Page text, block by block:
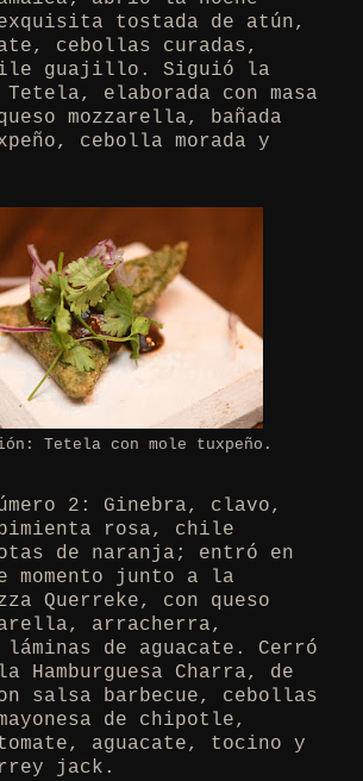
tostada de atún,
cebollas curadas,
guajillo. Siguió la
elaborada con masa
mozzarella, bañada
cebolla morada y
Tetela con mole tuxpeño.
2: Ginebra, clavo,
pimienta rosa, chile
de naranja; entró en
momento junto a la
Querreke, con queso
arracherra,
de aguacate. Cerró
Hamburguesa Charra, de
salsa barbecue, cebollas
de chipotle,
aguacate, tocino y
jack.